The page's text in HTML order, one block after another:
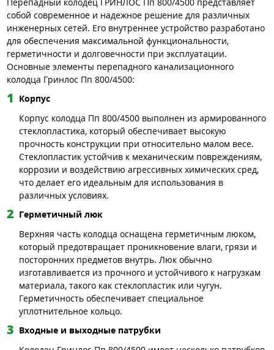
собой современное и надежное решение для различных
инженерных сетей. Его внутреннее устройство разработано
для обеспечения максимальной функциональности,
герметичности и долговечности при эксплуатации.
Основные элементы перепадного канализационного
колодца Гринлос Пп 800/4500:
Корпус
Корпус колодца Пп 800/4500 выполнен из армированного
стеклопластика, который обеспечивает высокую
прочность конструкции при относительно малом весе.
Стеклопластик устойчив к механическим повреждениям,
коррозии и воздействию агрессивных химических сред,
что делает его идеальным для использования в
различных условиях.
Герметичный люк
Верхняя часть колодца оснащена герметичным люком,
который предотвращает проникновение влаги, грязи и
посторонних предметов внутрь. Люк обычно
изготавливается из прочного и устойчивого к нагрузкам
материала, такого как стеклопластик или чугун.
Герметичность обеспечивает специальное
уплотнительное кольцо.
Входные и выходные патрубки